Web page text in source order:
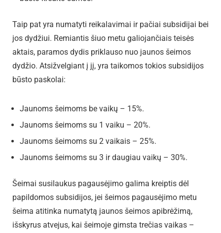
Taip pat yra numatyti reikalavimai ir pačiai subsidijai bei
jos dydžiui. Remiantis šiuo metu galiojančiais teisės
aktais, paramos dydis priklauso nuo jaunos šeimos
dydžio. Atsižvelgiant į jį, yra taikomos tokios subsidijos
būsto paskolai:
Jaunoms šeimoms be vaikų – 15%.
Jaunoms šeimoms su 1 vaiku – 20%.
Jaunoms šeimoms su 2 vaikais – 25%.
Jaunoms šeimoms su 3 ir daugiau vaikų – 30%.
Šeimai susilaukus pagausėjimo galima kreiptis dėl
papildomos subsidijos, jei šeimos pagausėjimo metu
šeima atitinka numatytą jaunos šeimos apibrėžimą,
išskyrus atvejus, kai šeimoje gimsta trečias vaikas –